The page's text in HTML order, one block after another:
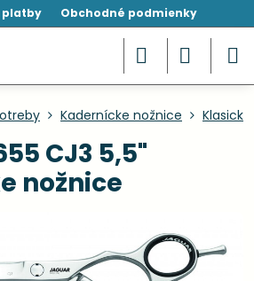
platby Obchodné podmienky
Kadernícke nožnice
CJ3 5,5"
nožnice